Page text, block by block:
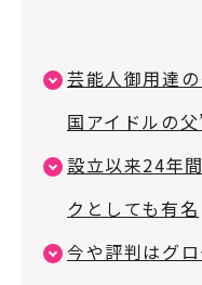
芸能人御用達
国アイドルの父
設立以来24年
クとしても有名
今や評判はグ